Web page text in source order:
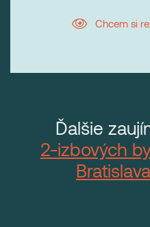
Chcem si
Ďalšie
2-izbových